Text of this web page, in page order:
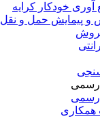
آوری خودکار کرایه
و پیمایش حمل و نقل
رسمی
رسمی